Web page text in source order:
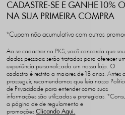
CADASTRE-SE E GANHE 10%
NA SUA PRIMEIRA COMPRA
*Cupom não acumulativo com outras
Ao se cadastrar na PKS, você concorda que
dados pessoais serão tratados para oferecer
experiência personalizada em nossa loja. O
cadastro é restrito a maiores de 18 anos. Antes
prosseguir, recomendamos que leia nossa
de Privacidade para entender como suas
informações são utilizadas e protegidas.
a página de de regulamento e
promoções,